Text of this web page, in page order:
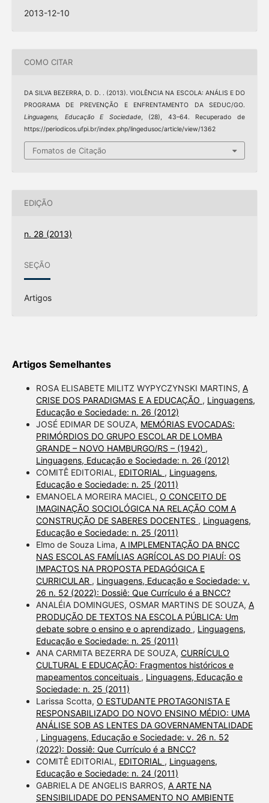
2013-12-10
COMO CITAR
DA SILVA BEZERRA, D. D. . (2013). VIOLÊNCIA NA ESCOLA: ANÁLIS E DO
PROGRAMA DE PREVENÇÃO E ENFRENTAMENTO DA SEDUC/GO.
Linguagens, Educação E Sociedade, (28), 43–64. Recuperado de
https://periodicos.ufpi.br/index.php/lingedusoc/article/view/1362
Fomatos de Citação
EDIÇÃO
n. 28 (2013)
SEÇÃO
Artigos
Artigos Semelhantes
ROSA ELISABETE MILITZ WYPYCZYNSKI MARTINS, A
CRISE DOS PARADIGMAS E A EDUCAÇÃO , Linguagens,
Educação e Sociedade: n. 26 (2012)
JOSÉ EDIMAR DE SOUZA, MEMÓRIAS EVOCADAS:
PRIMÓRDIOS DO GRUPO ESCOLAR DE LOMBA
GRANDE – NOVO HAMBURGO/RS – (1942) ,
Linguagens, Educação e Sociedade: n. 26 (2012)
COMITÊ EDITORIAL, EDITORIAL , Linguagens,
Educação e Sociedade: n. 25 (2011)
EMANOELA MOREIRA MACIEL, O CONCEITO DE
IMAGINAÇÃO SOCIOLÓGICA NA RELAÇÃO COM A
CONSTRUÇÃO DE SABERES DOCENTES , Linguagens,
Educação e Sociedade: n. 25 (2011)
Elmo de Souza Lima, A IMPLEMENTAÇÃO DA BNCC
NAS ESCOLAS FAMÍLIAS AGRÍCOLAS DO PIAUÍ: OS
IMPACTOS NA PROPOSTA PEDAGÓGICA E
CURRICULAR , Linguagens, Educação e Sociedade: v.
26 n. 52 (2022): Dossiê: Que Currículo é a BNCC?
ANALÉIA DOMINGUES, OSMAR MARTINS DE SOUZA, A
PRODUÇÃO DE TEXTOS NA ESCOLA PÚBLICA: Um
debate sobre o ensino e o aprendizado , Linguagens,
Educação e Sociedade: n. 25 (2011)
ANA CARMITA BEZERRA DE SOUZA, CURRÍCULO
CULTURAL E EDUCAÇÃO: Fragmentos históricos e
mapeamentos conceituais , Linguagens, Educação e
Sociedade: n. 25 (2011)
Larissa Scotta, O ESTUDANTE PROTAGONISTA E
RESPONSABILIZADO DO NOVO ENSINO MÉDIO: UMA
ANÁLISE SOB AS LENTES DA GOVERNAMENTALIDADE
, Linguagens, Educação e Sociedade: v. 26 n. 52
(2022): Dossiê: Que Currículo é a BNCC?
COMITÊ EDITORIAL, EDITORIAL , Linguagens,
Educação e Sociedade: n. 24 (2011)
GABRIELA DE ANGELIS BARROS, A ARTE NA
SENSIBILIDADE DO PENSAMENTO NO AMBIENTE